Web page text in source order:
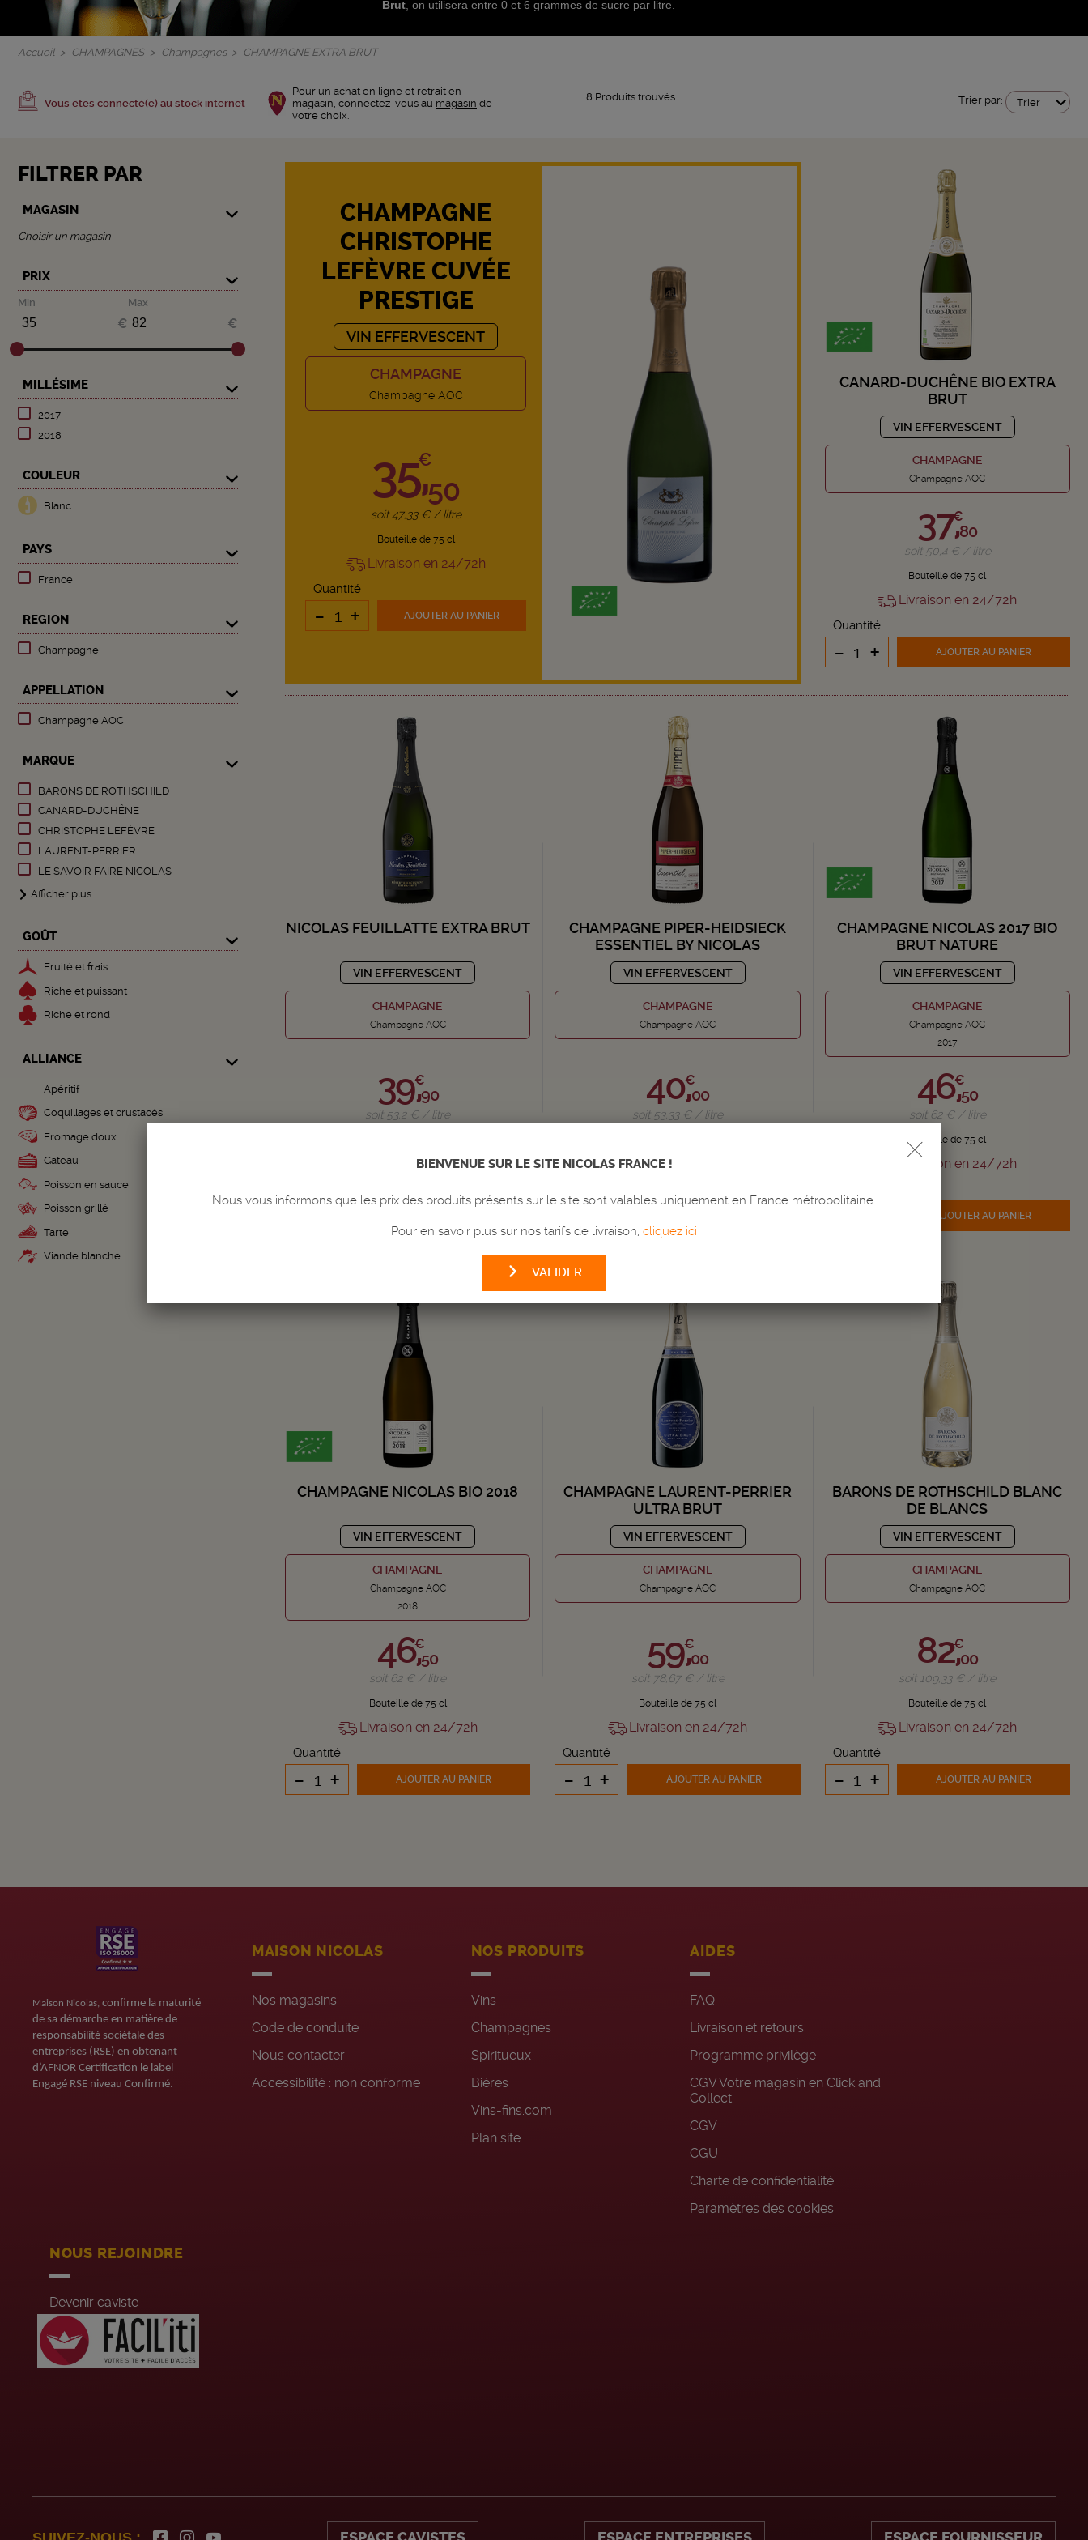
Brut, on utilisera entre 0 et 6 grammes de sucre par litre.
Accueil CHAMPAGNES Champagnes CHAMPAGNE EXTRA BRUT
Vous êtes connecté(e) au stock internet
Pour un achat en ligne et retrait en
magasin, connectez-vous au magasin de
votre choix.
8 Produits trouvés Trier par: Trier
FILTRER PAR
MAGASIN
Choisir un magasin
PRIX
Min
€
Max
€
MILLÉSIME
2017
2018
COULEUR
Blanc
PAYS
France
REGION
Champagne
APPELLATION
Champagne AOC
MARQUE
BARONS DE ROTHSCHILD
CANARD-DUCHÊNE
CHRISTOPHE LEFÈVRE
LAURENT-PERRIER
LE SAVOIR FAIRE NICOLAS
Afficher plus
GOÛT
Fruité et frais
Riche et puissant
Riche et rond
ALLIANCE
Apéritif
Coquillages et crustacés
Fromage doux
Gâteau
Poisson en sauce
Poisson grillé
Tarte
Viande blanche
CHAMPAGNE
CHRISTOPHE
LEFÈVRE CUVÉE
PRESTIGE
VIN EFFERVESCENT
CHAMPAGNE
Champagne AOC
35,
€
50
soit 47,33 € / litre
Bouteille de 75 cl
Livraison en 24/72h
Quantité
- + AJOUTERAU PANIER
CANARD-DUCHÊNE BIO EXTRA
BRUT
VIN EFFERVESCENT
CHAMPAGNE
Champagne AOC
37,
€
80
soit 50,4 € / litre
Bouteille de 75 cl
Livraison en 24/72h
Quantité
- + AJOUTER AU PANIER
NICOLAS FEUILLATTE EXTRA BRUT
VIN EFFERVESCENT
CHAMPAGNE
Champagne AOC
39,€
90
soit 53,2 € / litre
Livraison en 24/72h
CHAMPAGNE PIPER-HEIDSIECK
ESSENTIEL BY NICOLAS
VIN EFFERVESCENT
CHAMPAGNE
Champagne AOC
40,€
00
soit 53,33 € / litre
Livraison en 24/72h
CHAMPAGNE NICOLAS 2017 BIO
BRUT NATURE
VIN EFFERVESCENT
CHAMPAGNE
Champagne AOC
2017
46,€
50
soit 62 € / litre
Bouteille de 75 cl
Livraison en 24/72h
AJOUTER AU PANIER
CHAMPAGNE NICOLAS BIO 2018
VIN EFFERVESCENT
CHAMPAGNE
Champagne AOC
2018
46,
€
50
soit 62 € / litre
Bouteille de 75 cl
Livraison en 24/72h
Quantité
- + AJOUTERAU PANIER
CHAMPAGNE LAURENT-PERRIER
ULTRA BRUT
VIN EFFERVESCENT
CHAMPAGNE
Champagne AOC
59,
€
00
soit 78,67 € / litre
Bouteille de 75 cl
Livraison en 24/72h
Quantité
- + AJOUTER AU PANIER
BARONS DE ROTHSCHILD BLANC
DE BLANCS
VIN EFFERVESCENT
CHAMPAGNE
Champagne AOC
82,
€
00
soit 109,33 € / litre
Bouteille de 75 cl
Livraison en 24/72h
Quantité
- + AJOUTER AU PANIER
Maison Nicolas, confirme la maturité
de sa démarche en matière de
responsabilité sociétale des
entreprises (RSE) en obtenant
d’AFNOR Certification le label
Engagé RSE niveau Confirmé.
MAISON NICOLAS
Nos magasins
Code de conduite
Nous contacter
Accessibilité : non conforme
NOS PRODUITS
Vins
Champagnes
Spiritueux
Bières
Vins-fins.com
Plan site
AIDES
FAQ
Livraison et retours
Programme privilège
CGV Votre magasin en Click and
Collect
CGV
CGU
Charte de confidentialité
Paramètres des cookies
NOUS REJOINDRE
Devenir caviste
Recrutement siège
Jobs été
BIENVENUE SUR LE SITE NICOLAS FRANCE !
Nous vous informons que les prix des produits présents sur le site sont valables uniquement en France métropolitaine.
Pour en savoir plus sur nos tarifs de livraison, cliquez ici
VALIDER